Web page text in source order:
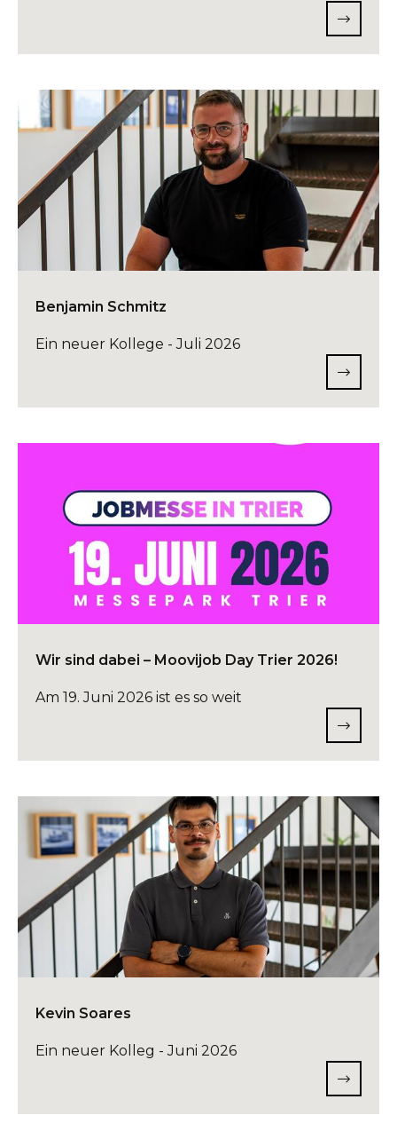
Benjamin Schmitz
Ein neuer Kollege - Juli 2026
Wir sind dabei – Moovijob Day Trier 2026!
Am 19. Juni 2026 ist es so weit
Kevin Soares
Ein neuer Kolleg - Juni 2026